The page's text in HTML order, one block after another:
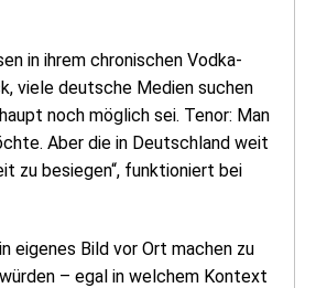
in ihrem chronischen Vodka-
viele deutsche Medien suchen
noch möglich sei. Tenor: Man
Aber die in Deutschland weit
zu besiegen“, funktioniert bei
eigenes Bild vor Ort machen zu
– egal in welchem Kontext